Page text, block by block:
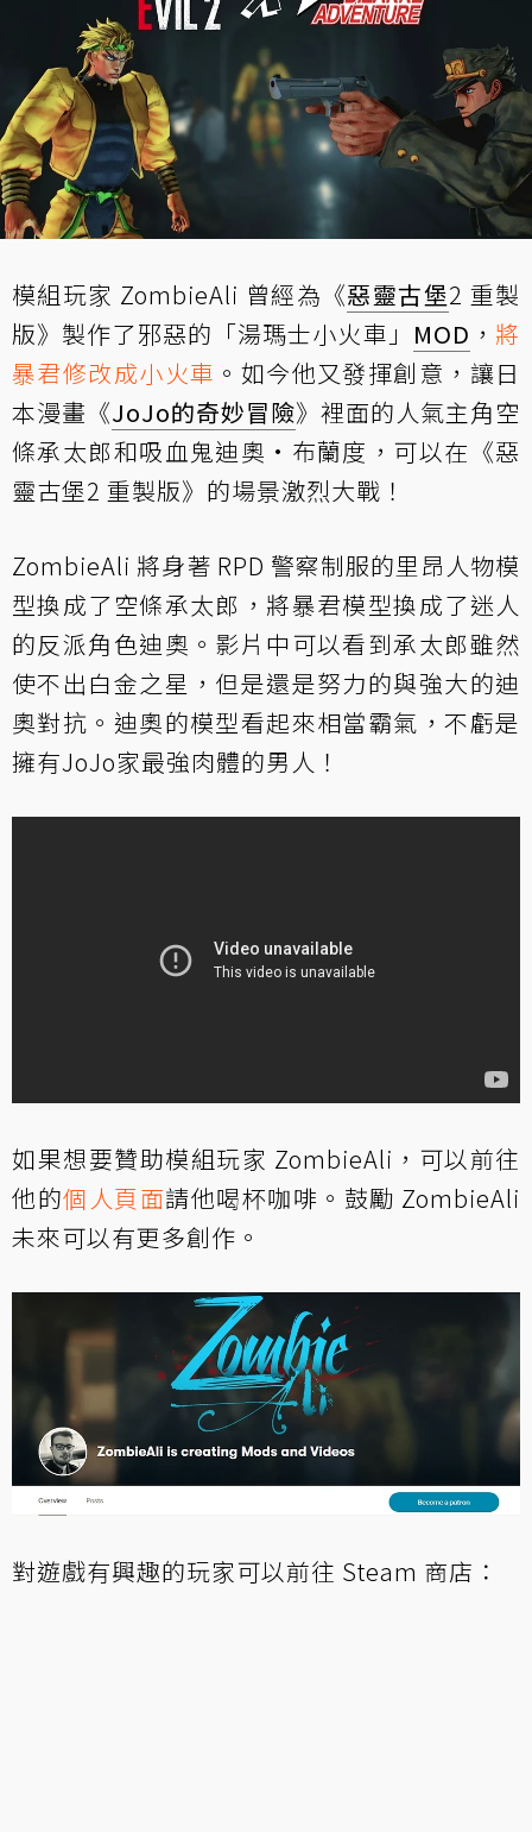
模組玩家 ZombieAli 曾經為《惡靈古堡2 重製
版》製作了邪惡的「湯瑪士小火車」 MOD ， 將
暴君修改成小火車 。如今他又發揮創意，讓日
本漫畫《JoJo的奇妙冒險》裡面的人氣主角空
條承太郎和吸血鬼迪奧·布蘭度，可以在《惡
靈古堡2 重製版》的場景激烈大戰！
ZombieAli 將身著 RPD 警察制服的里昂人物模
型換成了空條承太郎，將暴君模型換成了迷人
的反派角色迪奧。影片中可以看到承太郎雖然
使不出白金之星，但是還是努力的與強大的迪
奧對抗。迪奧的模型看起來相當霸氣，不虧是
擁有JoJo家最強肉體的男人！
如果想要贊助模組玩家 ZombieAli，可以前往
他的個人頁面請他喝杯咖啡。鼓勵 ZombieAli
未來可以有更多創作。
對遊戲有興趣的玩家可以前往 Steam 商店：